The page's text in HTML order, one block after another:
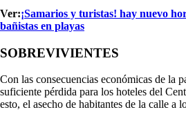
Ver:¡Samarios y turistas! hay nuevo
bañistas en playas
SOBREVIVIENTES
Con las consecuencias económicas de la
suficiente pérdida para los hoteles del
esto, el asecho de habitantes de la calle a